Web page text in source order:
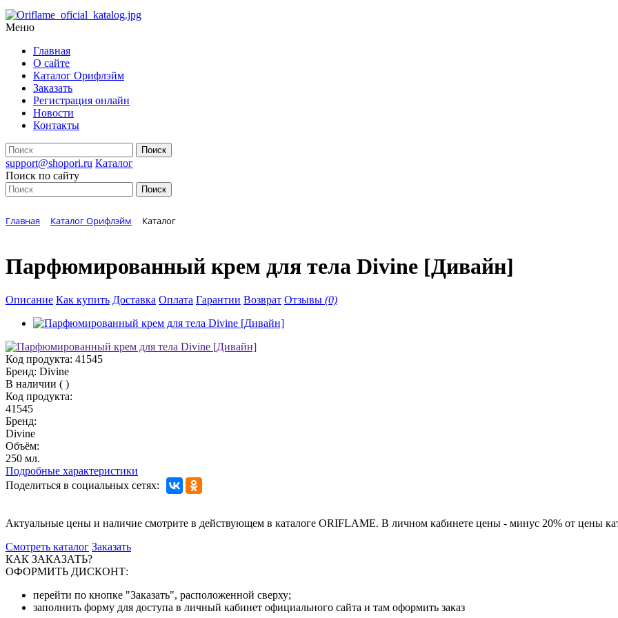
Меню
Главная
О сайте
Каталог Орифлэйм
Заказать
Регистрация онлайн
Новости
Контакты
support@shopori.ru Каталог
Поиск по сайту
Главная Каталог Орифлэйм Каталог
Парфюмированный крем для тела Divine [Дивайн]
Описание Как купить Доставка Оплата Гарантии Возврат Отзывы (0)
Код продукта: 41545
Бренд: Divine
В наличии ( )
Код продукта:
41545
Бренд:
Divine
Объём:
250 мл.
Подробные характеристики
Поделиться в социальных сетях:
Актуальные цены и наличие смотрите в действующем в каталоге ORIFLAME. В личном кабинете цены - минус 20% от цены
Смотреть каталог Заказать
КАК ЗАКАЗАТЬ?
ОФОРМИТЬ ДИСКОНТ:
перейти по кнопке "Заказать", расположенной сверху;
заполнить форму для доступа в личный кабинет официального сайта и там оформить заказ